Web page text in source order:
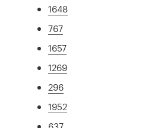
1648
767
1657
1269
296
1952